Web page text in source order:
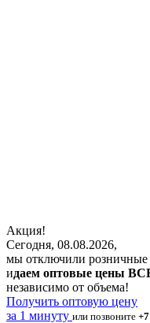
Акция!
Сегодня, 08.08.2026,
мы отключили розничные
идаем оптовые цены
независимо от объема!
Получить оптовую цену
за 1 минуту или позвоните